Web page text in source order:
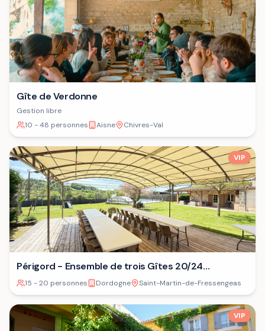
Gîte de Verdonne
Gestion libre
10 - 48 personnes
Aisne Chivres-Val
VIP
Périgord - Ensemble de trois Gîtes 20/24
personnes⁷
15 - 20 personnes Dordogne Saint-Martin-de-Fressengeas
VIP